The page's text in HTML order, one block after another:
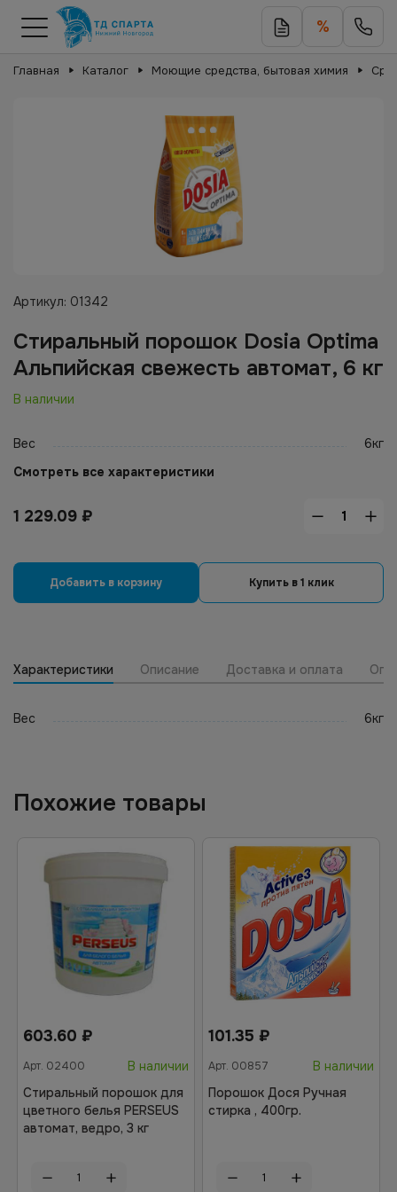
%
Главная Каталог Моющие средства, бытовая химия
Артикул: 01342
Стиральный порошок Dosia Optima
Альпийская свежесть автомат, 6 кг
В наличии
Вес
6кг
Смотреть все характеристики
1 229.09 ₽
Добавить в корзину Купить в 1 клик
Характеристики Описание Доставка и оплата
Вес 6кг
Похожие товары
603.60 ₽
Арт. 02400
В наличии
Стиральный порошок для
цветного белья PERSEUS
автомат, ведро, 3 кг
101.35 ₽
Арт. 00857
В наличии
Порошок Дося Ручная
стирка , 400гр.